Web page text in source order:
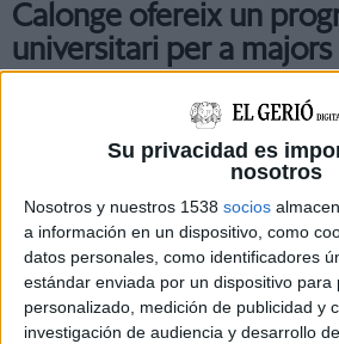
Su privacidad es
nosotros
Nosotros y nuestros 1538 socios
a información en un dispositivo, como
datos personales, como identificadores
estándar enviada por un dispositivo para
personalizado, medición de publicidad y
investigación de audiencia y desarrollo
Calonge ofereix un
universitari per a majors
programa universitari dirigit a la
demarcació de Girona. De la mà de la